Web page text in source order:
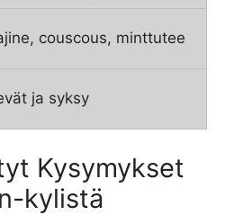
couscous, minttutee
ja syksy
Kysymykset
kylistä